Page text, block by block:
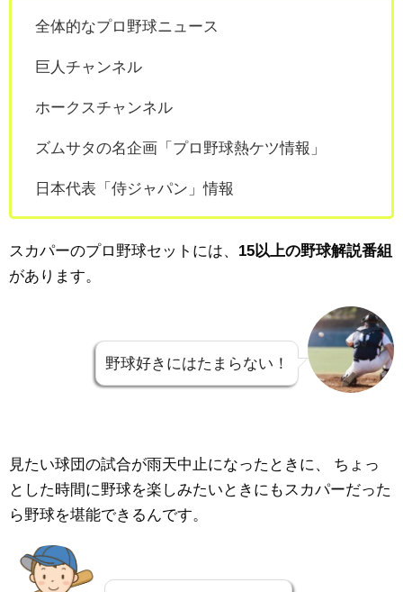
全体的なプロ野球ニュース
巨人チャンネル
ホークスチャンネル
ズムサタの名企画「プロ野球熱ケツ情報」
日本代表「侍ジャパン」情報
スカパーのプロ野球セットには、 15以上の野球解説番組
があります。
野球好きにはたまらない！
見たい球団の試合が雨天中止になったときに、
ちょっ
とした時間に野球を楽しみたいときにもスカパーだった
ら野球を堪能できるんです。